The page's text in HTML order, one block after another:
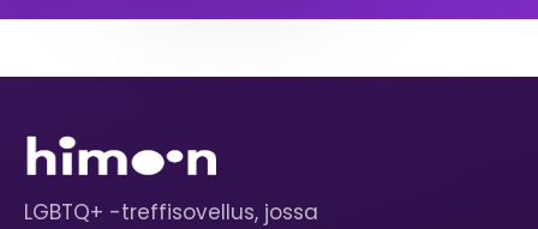
LGBTQ+ -treffisovellus, jossa